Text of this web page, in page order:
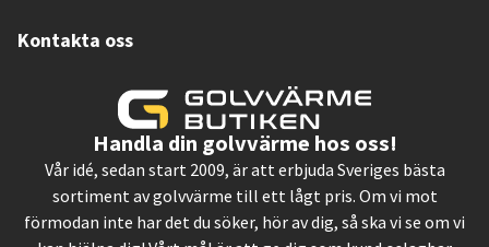
Kontakta oss
Handla din golvvärme hos oss!
Vår idé, sedan start 2009, är att erbjuda Sveriges bästa
sortiment av golvvärme till ett lågt pris. Om vi mot
förmodan inte har det du söker, hör av dig, så ska vi se om vi